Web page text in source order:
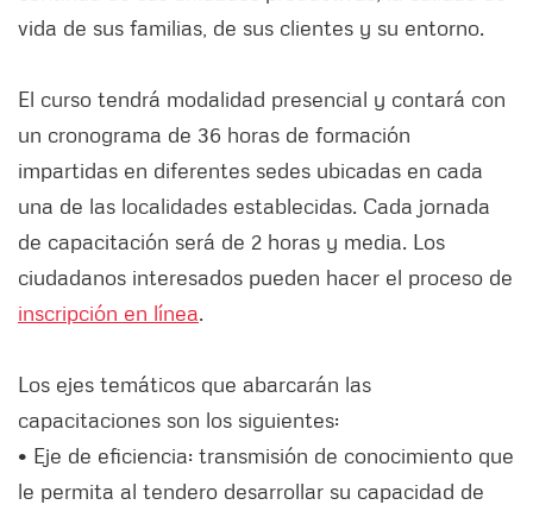
vida de sus familias, de sus clientes y su entorno.
El curso tendrá modalidad presencial y contará con
un cronograma de 36 horas de formación
impartidas en diferentes sedes ubicadas en cada
una de las localidades establecidas. Cada jornada
de capacitación será de 2 horas y media. Los
ciudadanos interesados pueden hacer el proceso de
inscripción en línea.
Los ejes temáticos que abarcarán las
capacitaciones son los siguientes:
• Eje de eficiencia: transmisión de conocimiento que
le permita al tendero desarrollar su capacidad de